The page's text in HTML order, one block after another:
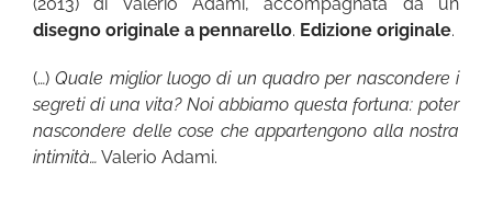
(2013) di Valerio Adami, accompagnata da un
disegno originale a pennarello. Edizione originale.
(…)Quale miglior luogo di un quadro per nascondere i
segreti di una vita? Noi abbiamo questa fortuna: poter
nascondere delle cose che appartengono alla nostra
intimità… Valerio Adami.